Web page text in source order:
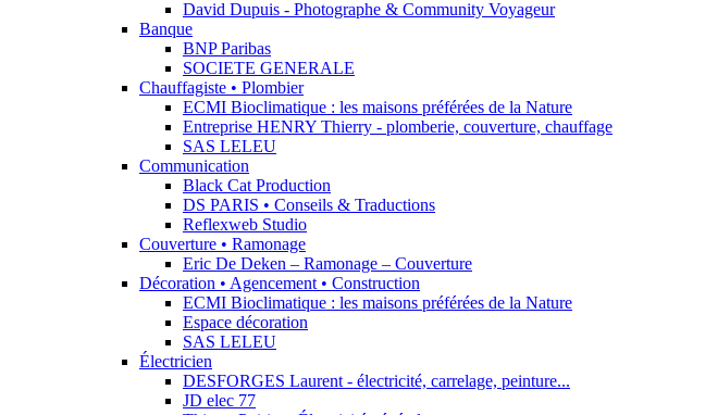
David Dupuis - Photographe & Community Voyageur
Banque
BNP Paribas
SOCIETE GENERALE
Chauffagiste • Plombier
ECMI Bioclimatique : les maisons préférées de la Nature
Entreprise HENRY Thierry - plomberie, couverture, chauffage
SAS LELEU
Communication
Black Cat Production
DS PARIS • Conseils & Traductions
Reflexweb Studio
Couverture • Ramonage
Eric De Deken – Ramonage – Couverture
Décoration • Agencement • Construction
ECMI Bioclimatique : les maisons préférées de la Nature
Espace décoration
SAS LELEU
Électricien
DESFORGES Laurent - électricité, carrelage, peinture...
JD elec 77